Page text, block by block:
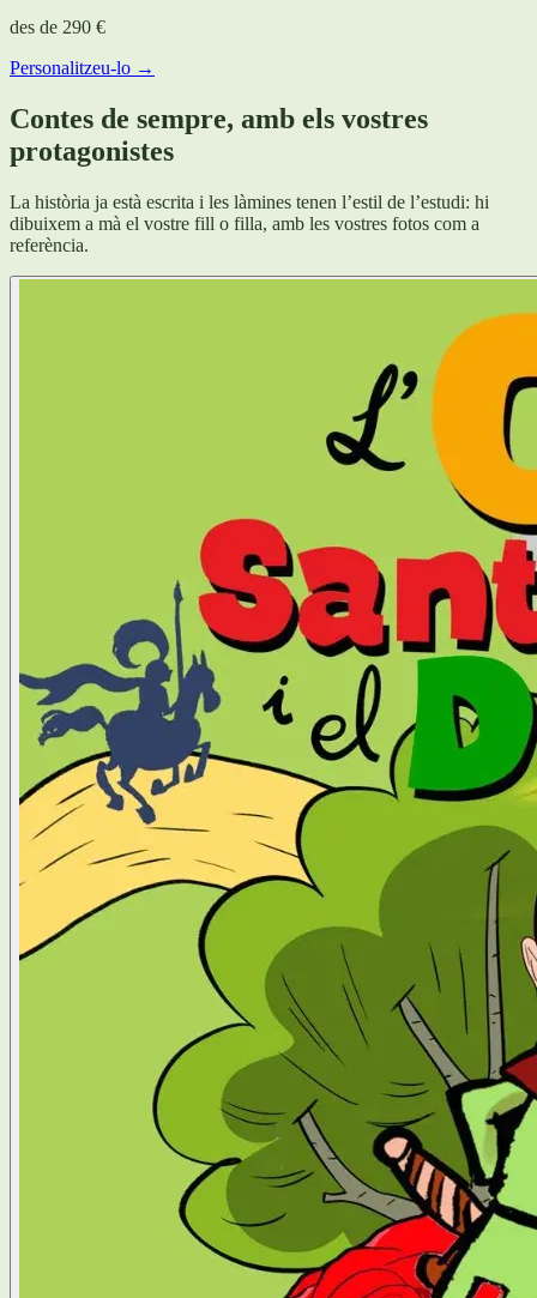
des de 290 €
Personalitzeu-lo →
Contes de sempre, amb els vostres
protagonistes
La història ja està escrita i les làmines tenen l’estil de l’estudi: hi
dibuixem a mà el vostre fill o filla, amb les vostres fotos com a
referència.